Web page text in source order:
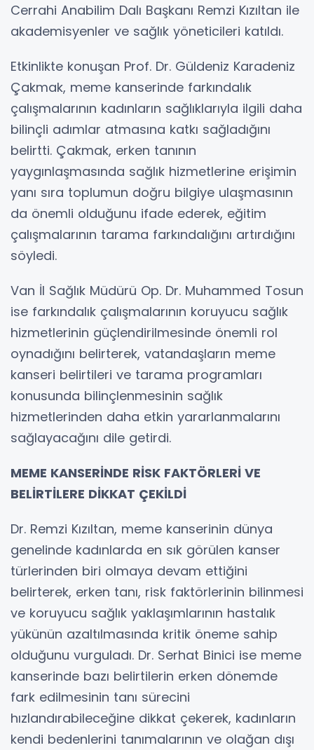
Cerrahi Anabilim Dalı Başkanı Remzi Kızıltan ile
akademisyenler ve sağlık yöneticileri katıldı.
Etkinlikte konuşan Prof. Dr. Güldeniz Karadeniz
Çakmak, meme kanserinde farkındalık
çalışmalarının kadınların sağlıklarıyla ilgili daha
bilinçli adımlar atmasına katkı sağladığını
belirtti. Çakmak, erken tanının
yaygınlaşmasında sağlık hizmetlerine erişimin
yanı sıra toplumun doğru bilgiye ulaşmasının
da önemli olduğunu ifade ederek, eğitim
çalışmalarının tarama farkındalığını artırdığını
söyledi.
Van İl Sağlık Müdürü Op. Dr. Muhammed Tosun
ise farkındalık çalışmalarının koruyucu sağlık
hizmetlerinin güçlendirilmesinde önemli rol
oynadığını belirterek, vatandaşların meme
kanseri belirtileri ve tarama programları
konusunda bilinçlenmesinin sağlık
hizmetlerinden daha etkin yararlanmalarını
sağlayacağını dile getirdi.
MEME KANSERİNDE RİSK FAKTÖRLERİ VE
BELİRTİLERE DİKKAT ÇEKİLDİ
Dr. Remzi Kızıltan, meme kanserinin dünya
genelinde kadınlarda en sık görülen kanser
türlerinden biri olmaya devam ettiğini
belirterek, erken tanı, risk faktörlerinin bilinmesi
ve koruyucu sağlık yaklaşımlarının hastalık
yükünün azaltılmasında kritik öneme sahip
olduğunu vurguladı. Dr. Serhat Binici ise meme
kanserinde bazı belirtilerin erken dönemde
fark edilmesinin tanı sürecini
hızlandırabileceğine dikkat çekerek, kadınların
kendi bedenlerini tanımalarının ve olağan dışı